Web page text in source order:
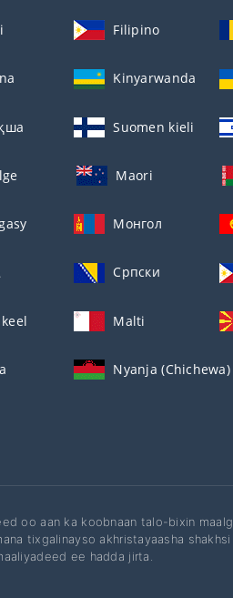
Filipino
Kinyarwanda
Suomen kieli
Maori
Монгол
Српски
Malti
Nyanja (Chichewa)
oo aan ka koobnaan talo-bixin
tixgalinayso akhristayaasha
ee hadda jirta.